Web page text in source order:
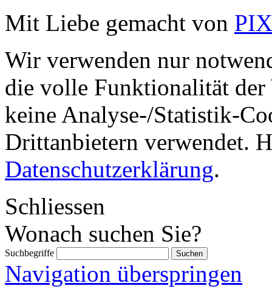
Mit Liebe gemacht von
Wir verwenden nur
die volle Funktionalität der
keine Analyse-/Statistik-
Drittanbietern verwendet.
Datenschutzerklärung.
Schliessen
Wonach suchen Sie?
Suchbegriffe
Navigation überspringen